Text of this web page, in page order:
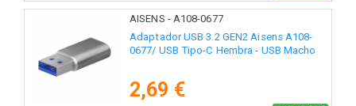
AISENS - A108-0677
Adaptador USB 3.2 GEN2 Aisens A108-
0677/ USB Tipo-C Hembra - USB Macho
2,69 €